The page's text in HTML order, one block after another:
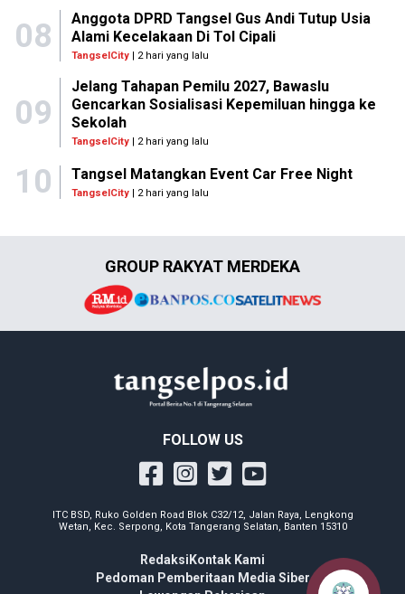
08
Anggota DPRD Tangsel Gus Andi Tutup Usia
Alami Kecelakaan Di Tol Cipali
TangselCity| 2 hari yang lalu
09
Jelang Tahapan Pemilu 2027, Bawaslu
Gencarkan Sosialisasi Kepemiluan hingga ke
Sekolah
TangselCity| 2 hari yang lalu
10 Tangsel Matangkan Event Car Free Night
TangselCity | 2 hari yang lalu
GROUP RAKYAT MERDEKA
FOLLOW US
ITC BSD, Ruko Golden Road Blok C32/12, Jalan Raya, Lengkong
Wetan, Kec. Serpong, Kota Tangerang Selatan, Banten 15310
Redaksi Kontak Kami
Pedoman Pemberitaan Media Siber